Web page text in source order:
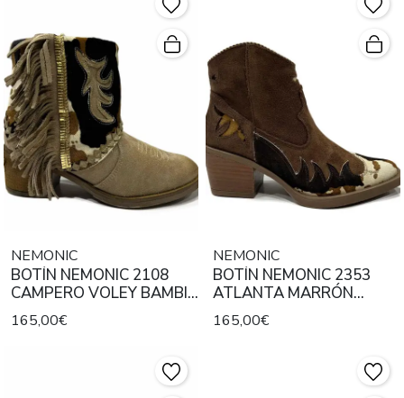
NEMONIC
BOTÍN NEMONIC 2108
CAMPERO VOLEY BAMBI
VACALIS
165,00€
NEMONIC
BOTÍN NEMONIC 2353
ATLANTA MARRÓN
VACALIS
165,00€